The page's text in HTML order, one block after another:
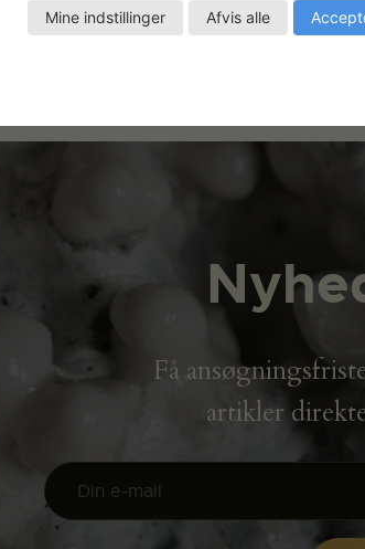
Få
artikler
Mine indstillinger Afvis alle